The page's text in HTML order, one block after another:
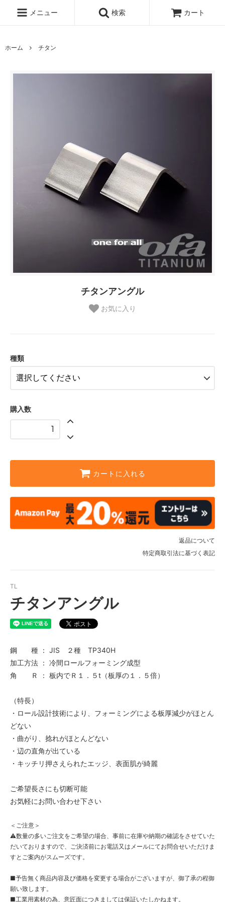
メニュー 検索 カート
ホーム チタン
チタンアングル
お気に入り
種類
購入数
カートに入れる
返品について
特定商取引法に基づく表記
TL
チタンアングル
鋼 種 ： JIS ２種 TP340H
加工方法 ： 冷間ロールフォーミング成型
角 Ｒ ： 板内でＲ１．５t（板厚の１．５倍）
（特長）
・ロール設計技術により、フォーミングによる板厚減少がほとん
どない
・曲がり、捻れがほとんどない
・辺の直角が出ている
・キッチリ押さえられたエッジ、表面肌が綺麗
ご希望長さにも切断可能
お気軽にお問い合わせ下さい
＜ご注意＞
⚠数量の多いご注文をご希望の場合、事前に在庫や納期の確認をさせていた
だいておりますので、ご決済前にお電話又はメールにてお問合せいただけま
すとご案内がスムーズです。
■予告無く商品内容及び価格を変更する場合がございますが、御了承の程御
願い致します。
■工業用素材の為、意匠面につきましては保証いたしかねます。